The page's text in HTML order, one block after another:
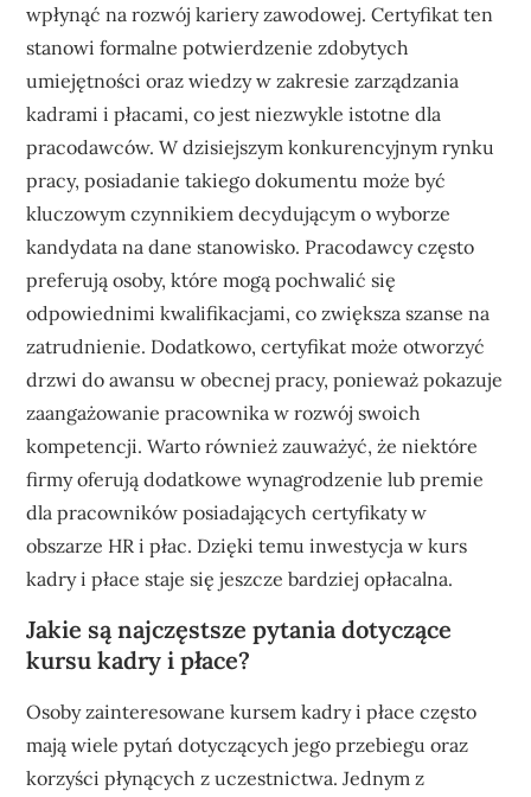
wpłynąć na rozwój kariery zawodowej. Certyfikat ten
stanowi formalne potwierdzenie zdobytych
umiejętności oraz wiedzy w zakresie zarządzania
kadrami i płacami, co jest niezwykle istotne dla
pracodawców. W dzisiejszym konkurencyjnym rynku
pracy, posiadanie takiego dokumentu może być
kluczowym czynnikiem decydującym o wyborze
kandydata na dane stanowisko. Pracodawcy często
preferują osoby, które mogą pochwalić się
odpowiednimi kwalifikacjami, co zwiększa szanse na
zatrudnienie. Dodatkowo, certyfikat może otworzyć
drzwi do awansu w obecnej pracy, ponieważ pokazuje
zaangażowanie pracownika w rozwój swoich
kompetencji. Warto również zauważyć, że niektóre
firmy oferują dodatkowe wynagrodzenie lub premie
dla pracowników posiadających certyfikaty w
obszarze HR i płac. Dzięki temu inwestycja w kurs
kadry i płace staje się jeszcze bardziej opłacalna.
Jakie są najczęstsze pytania dotyczące
kursu kadry i płace?
Osoby zainteresowane kursem kadry i płace często
mają wiele pytań dotyczących jego przebiegu oraz
korzyści płynących z uczestnictwa. Jednym z